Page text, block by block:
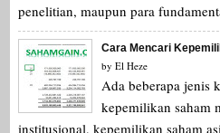
penelitian, maupun para
Cara Mencari
by El Heze
Ada beberapa jenis
kepemilikan saham
institusional, kepemilikan saham